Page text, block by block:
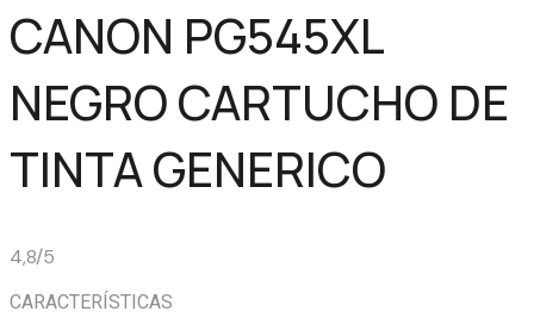
CANON PG545XL
NEGRO CARTUCHO DE
TINTA GENERICO
4,8/5
CARACTERÍSTICAS